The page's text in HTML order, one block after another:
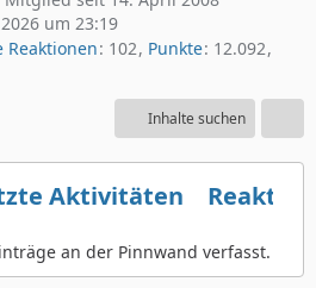
um 23:19
Reaktionen 102 Punkte 12.092
Inhalte suchen
Aktivitäten
an der Pinnwand verfasst.